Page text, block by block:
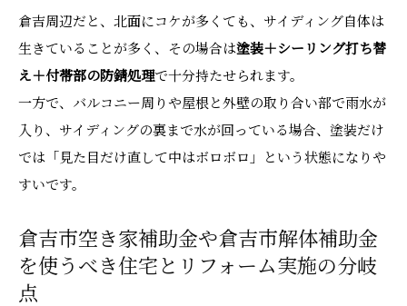
倉吉周辺だと、北面にコケが多くても、サイディング自体は
生きていることが多く、その場合は塗装＋シーリング打ち替
え＋付帯部の防錆処理で十分持たせられます。
一方で、バルコニー周りや屋根と外壁の取り合い部で雨水が
入り、サイディングの裏まで水が回っている場合、塗装だけ
では「見た目だけ直して中はボロボロ」という状態になりや
すいです。
倉吉市空き家補助金や倉吉市解体補助金
を使うべき住宅とリフォーム実施の分岐
点